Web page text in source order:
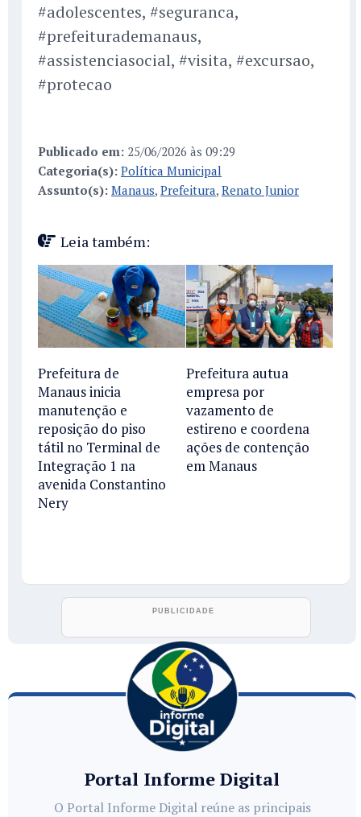
#adolescentes, #seguranca,
#prefeiturademanaus,
#assistenciasocial, #visita, #excursao,
#protecao
Publicado em: 25/06/2026 às 09:29
Categoria(s): Política Municipal
Assunto(s): Manaus, Prefeitura, Renato Junior
Leia também:
Prefeitura de
Manaus inicia
manutenção e
reposição do piso
tátil no Terminal de
Integração 1 na
avenida Constantino
Nery
Prefeitura autua
empresa por
vazamento de
estireno e coordena
ações de contenção
em Manaus
Portal Informe Digital
O Portal Informe Digital reúne as principais